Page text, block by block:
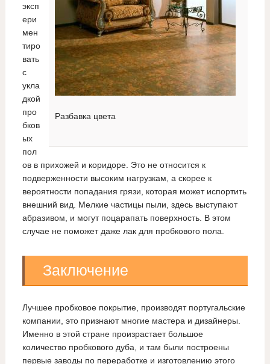
Разбавка цвета
эксп
ери
мен
тиро
вать
с
укла
дкой
про
бков
ых
пол
ов в прихожей и коридоре. Это не относится к
подверженности высоким нагрузкам, а скорее к
вероятности попадания грязи, которая может испортить
внешний вид. Мелкие частицы пыли, здесь выступают
абразивом, и могут поцарапать поверхность. В этом
случае не поможет даже лак для пробкового пола.
Заключение
Лучшее пробковое покрытие, производят португальские
компании, это признают многие мастера и дизайнеры.
Именно в этой стране произрастает большое
количество пробкового дуба, и там были построены
первые заводы по переработке и изготовлению этого